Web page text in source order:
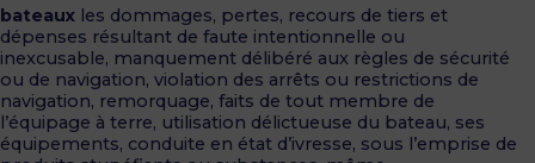
bateaux les dommages, pertes, recours de tiers et
dépenses résultant de faute intentionnelle ou
inexcusable, manquement délibéré aux règles de sécurité
ou de navigation, violation des arrêts ou restrictions de
navigation, remorquage, faits de tout membre de
l’équipage à terre, utilisation délictueuse du bateau, ses
équipements, conduite en état d’ivresse, sous l’emprise de